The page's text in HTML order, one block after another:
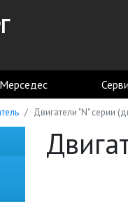
Двигатели "N" серии